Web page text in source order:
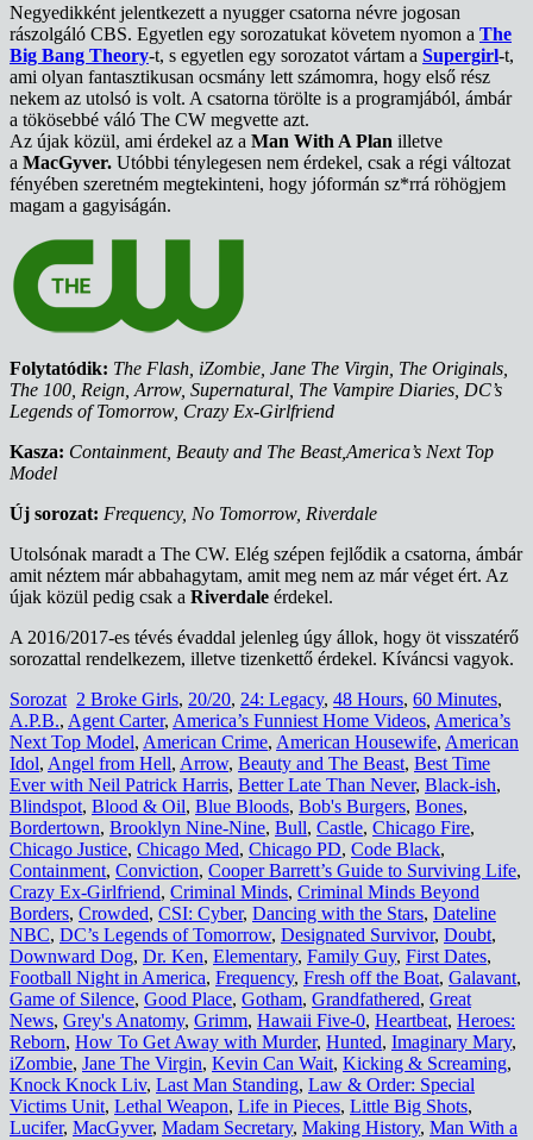
Negyedikként jelentkezett a nyugger csatorna névre jogosan
rászolgáló CBS. Egyetlen egy sorozatukat követem nyomon a The
Big Bang Theory-t, s egyetlen egy sorozatot vártam a Supergirl-t,
ami olyan fantasztikusan ocsmány lett számomra, hogy első rész
nekem az utolsó is volt. A csatorna törölte is a programjából, ámbár
a tökösebbé váló The CW megvette azt.
Az újak közül, ami érdekel az a Man With A Plan illetve
a MacGyver. Utóbbi ténylegesen nem érdekel, csak a régi változat
fényében szeretném megtekinteni, hogy jóformán sz*rrá röhögjem
magam a gagyiságán.
Folytatódik: The Flash, iZombie, Jane The Virgin, The Originals,
The 100, Reign, Arrow, Supernatural, The Vampire Diaries, DC’s
Legends of Tomorrow, Crazy Ex-Girlfriend
Kasza: Containment, Beauty and The Beast,America’s Next Top
Model
Új sorozat: Frequency, No Tomorrow, Riverdale
Utolsónak maradt a The CW. Elég szépen fejlődik a csatorna, ámbár
amit néztem már abbahagytam, amit meg nem az már véget ért. Az
újak közül pedig csak a Riverdale érdekel.
A 2016/2017-es tévés évaddal jelenleg úgy állok, hogy öt visszatérő
sorozattal rendelkezem, illetve tizenkettő érdekel. Kíváncsi vagyok.
Sorozat 2 Broke Girls, 20/20, 24: Legacy, 48 Hours, 60 Minutes,
A.P.B., Agent Carter, America’s Funniest Home Videos, America’s
Next Top Model, American Crime, American Housewife, American
Idol, Angel from Hell, Arrow, Beauty and The Beast, Best Time
Ever with Neil Patrick Harris, Better Late Than Never, Black-ish,
Blindspot, Blood & Oil, Blue Bloods, Bob's Burgers, Bones,
Bordertown, Brooklyn Nine-Nine, Bull, Castle, Chicago Fire,
Chicago Justice, Chicago Med, Chicago PD, Code Black,
Containment, Conviction, Cooper Barrett’s Guide to Surviving Life,
Crazy Ex-Girlfriend, Criminal Minds, Criminal Minds Beyond
Borders, Crowded, CSI: Cyber, Dancing with the Stars, Dateline
NBC, DC’s Legends of Tomorrow, Designated Survivor, Doubt,
Downward Dog, Dr. Ken, Elementary, Family Guy, First Dates,
Football Night in America, Frequency, Fresh off the Boat, Galavant,
Game of Silence, Good Place, Gotham, Grandfathered, Great
News, Grey's Anatomy, Grimm, Hawaii Five-0, Heartbeat, Heroes:
Reborn, How To Get Away with Murder, Hunted, Imaginary Mary,
iZombie, Jane The Virgin, Kevin Can Wait, Kicking & Screaming,
Knock Knock Liv, Last Man Standing, Law & Order: Special
Victims Unit, Lethal Weapon, Life in Pieces, Little Big Shots,
Lucifer, MacGyver, Madam Secretary, Making History, Man With a